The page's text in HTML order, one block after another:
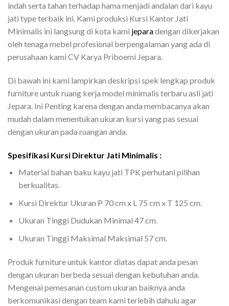
indah serta tahan terhadap hama menjadi andalan dari kayu
jati type terbaik ini. Kami produksi Kursi Kantor Jati
Minimalis ini langsung di kota kami jeparadengan dikerjakan
oleh tenaga mebel profesional berpengalaman yang ada di
perusahaan kami CV Karya Priboemi Jepara.
Di bawah ini kami lampirkan deskripsi spek lengkap produk
furniture untuk ruang kerja model minimalis terbaru asli jati
Jepara. Ini Penting karena dengan anda membacanya akan
mudah dalam menentukan ukuran kursi yang pas sesuai
dengan ukuran pada ruangan anda.
Spesifikasi Kursi Direktur Jati Minimalis :
Material bahan baku kayu jati TPK perhutani pilihan
berkualitas.
Kursi Direktur Ukuran P 70 cm x L 75 cm x T 125 cm.
Ukuran Tinggi Dudukan Minimal 47 cm.
Ukuran Tinggi Maksimal Maksimal 57 cm.
Produk furniture untuk kantor diatas dapat anda pesan
dengan ukuran berbeda sesuai dengan kebutuhan anda.
Mengenai pemesanan custom ukuran baiknya anda
berkomunikasi dengan team kami terlebih dahulu agar